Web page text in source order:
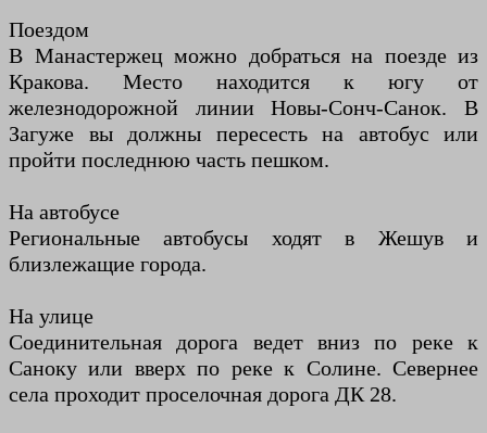
Поездом
В Манастержец можно добраться на поезде из
Кракова. Место находится к югу от
железнодорожной линии Новы-Сонч-Санок. В
Загуже вы должны пересесть на автобус или
пройти последнюю часть пешком.
На автобусе
Региональные автобусы ходят в Жешув и
близлежащие города.
На улице
Соединительная дорога ведет вниз по реке к
Саноку или вверх по реке к Солине. Севернее
села проходит проселочная дорога ДК 28.